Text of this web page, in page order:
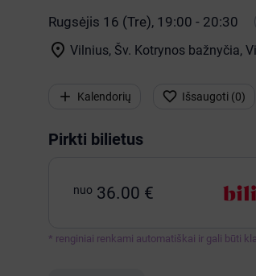
Rugsėjis 16 (Tre), 19:00 - 20:30
 Vilnius, Šv. Kotrynos bažnyčia,
 Kalendorių  Išsaugoti (0)
Pirkti bilietus
nuo 36.00 €
* renginiai renkami automatiškai ir gali būti